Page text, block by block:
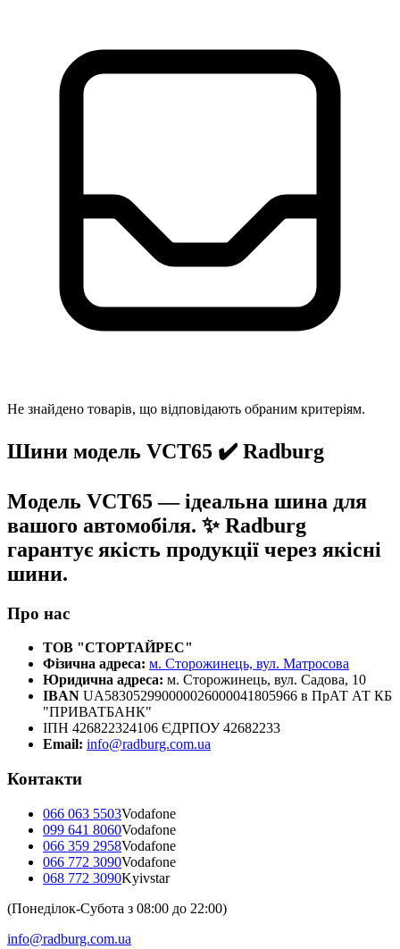
Не знайдено товарів, що відповідають обраним критеріям.
Шини модель VCT65 ✔️ Radburg
Модель VCT65 — ідеальна шина для
вашого автомобіля. ✨ Radburg
гарантує якість продукції через якісні
шини.
Про нас
ТОВ "СТОРТАЙРЕС"
Фізична адреса: м. Сторожинець, вул. Матросова
Юридична адреса: м. Сторожинець, вул. Садова, 10
IBAN UA583052990000026000041805966 в ПрАТ АТ КБ
"ПРИВАТБАНК"
ІПН 426822324106 ЄДРПОУ 42682233
Email: info@radburg.com.ua
Контакти
066 063 5503Vodafone
099 641 8060Vodafone
066 359 2958Vodafone
066 772 3090Vodafone
068 772 3090Kyivstar
(Понеділок-Субота з 08:00 до 22:00)
info@radburg.com.ua